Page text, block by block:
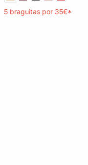
5 braguitas por 35€*